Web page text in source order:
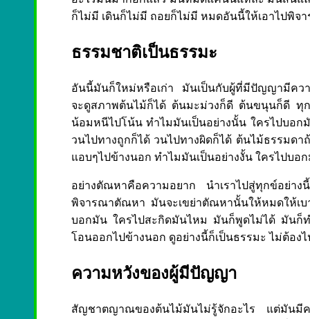
ก็ไม่มี เดินก็ไม่มี ถอยก็ไม่มี หมดอันนี้ให้เอาไปพิจ
ธรรมชาติเป็นธรรมะ
อันนี้มันก็ใหม่หรือเก่า มันเป็นกับผู้ที่มีปัญญามีค
จะดูสภาพต้นไม้ก็ได้ ต้นมะม่วงก็ดี ต้นขนุนก็ดี ทุ
น้อมหนีไปโน้น ทำไมมันเป็นอย่างนั้น ใครไปบอ
วนไปทางถูกก็ได้ วนไปทางผิดก็ได้ ต้นไม้ธรรมด
แอบๆไปข้างนอก ทำไมมันเป็นอย่างงั้น ใครไปบ
อย่างตัณหาคือความอยาก นำเราไปสู่ทุกข์อย่
พิจารณาตัณหา มันจะเขย่าตัณหานั้นให้หมดให้เบ
บอกมัน ใครไปสะกิดมันไหม มันก็พูดไม่ได้ มันก็
โอนออกไปข้างนอก ดูอย่างนี้ก็เป็นธรรมะ ไม่ต้อ
ความหวังของผู้มีปัญญา
สัญชาตญาณของต้นไม้มันไม่รู้จักอะไร แต่มันมี